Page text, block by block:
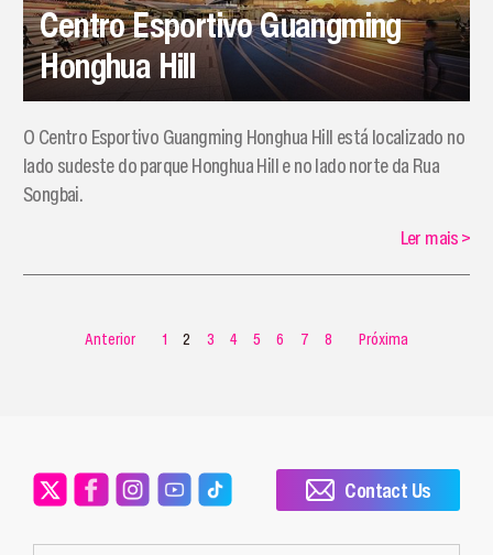
Centro Esportivo Guangming
Honghua Hill
​O Centro Esportivo Guangming Honghua Hill está localizado no
lado sudeste do parque Honghua Hill e no lado norte da Rua
Songbai.
Ler mais>
Anterior 1 2 3 4 5 6 7 8 Próxima
Contact Us